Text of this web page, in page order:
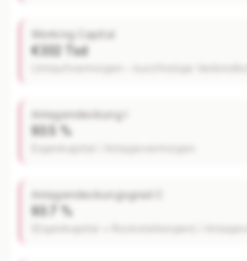
Working Capital
€332 Tsd
Anlagendeckung I
93.5 %
Anlagendeckungsgrad C
93.7 %